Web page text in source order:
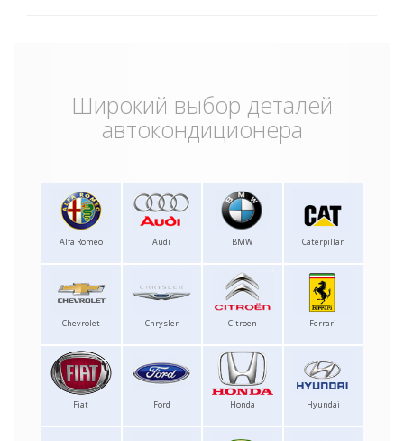
Широкий выбор деталей
автокондиционера
Alfa Romeo Audi BMW Caterpillar
Chevrolet Chrysler Citroen Ferrari
Fiat Ford Honda Hyundai